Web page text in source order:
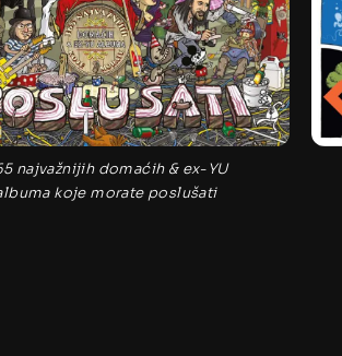
najvažnijih domaćih & ex-YU
koje morate poslušati